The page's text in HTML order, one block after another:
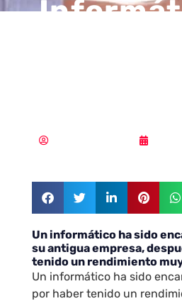
Un informático ha sido
su antigua empresa,
tenido un rendimiento
Un informático ha sido
por haber tenido un